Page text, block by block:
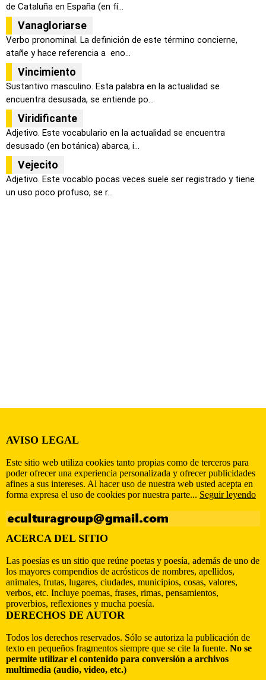
de Cataluña en España (en fí...
Vanagloriarse
Verbo pronominal. La definición de este término concierne,
atañe y hace referencia a eno...
Vincimiento
Sustantivo masculino. Esta palabra en la actualidad se
encuentra desusada, se entiende po...
Viridificante
Adjetivo. Este vocabulario en la actualidad se encuentra
desusado (en botánica) abarca, i...
Vejecito
Adjetivo. Este vocablo pocas veces suele ser registrado y tiene
un uso poco profuso, se r...
AVISO LEGAL
Este sitio web utiliza cookies tanto propias como de terceros para
poder ofrecer una experiencia personalizada y ofrecer publicidades
afines a sus intereses. Al hacer uso de nuestra web usted acepta en
forma expresa el uso de cookies por nuestra parte... Seguir leyendo
ACERCA DEL SITIO
Las poesías es un sitio que reúne poetas y poesía, además de uno de
los mayores compendios de acrósticos de nombres, apellidos,
animales, frutas, lugares, ciudades, municipios, cosas, valores,
verbos, etc. Incluye poemas, frases, rimas, pensamientos,
proverbios, reflexiones y mucha poesía.
DERECHOS DE AUTOR
Todos los derechos reservados. Sólo se autoriza la publicación de
texto en pequeños fragmentos siempre que se cite la fuente. No se
permite utilizar el contenido para conversión a archivos
multimedia (audio, video, etc.)